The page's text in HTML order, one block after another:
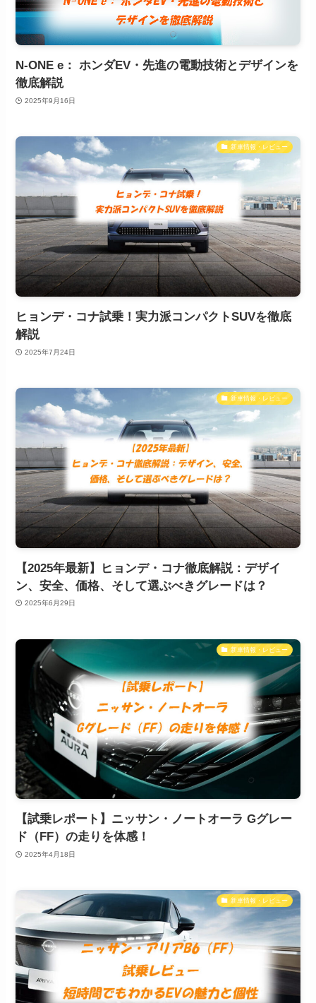
N-ONE e： ホンダEV・先進の電動技術とデザインを
徹底解説
2025年9月16日
新車情報・レビュー
ヒョンデ・コナ試乗！実力派コンパクトSUVを徹底
解説
2025年7月24日
新車情報・レビュー
【2025年最新】ヒョンデ・コナ徹底解説：デザイ
ン、安全、価格、そして選ぶべきグレードは？
2025年6月29日
新車情報・レビュー
【試乗レポート】ニッサン・ノートオーラ Gグレー
ド（FF）の走りを体感！
2025年4月18日
新車情報・レビュー